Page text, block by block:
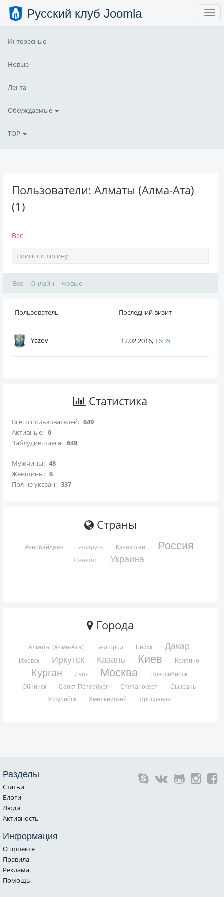
Русский клуб Joomla
Интересные
Новые
Лента
Обсуждаемые
TOP
Пользователи: Алматы (Алма-Ата)
(1)
Все
Все Онлайн Новые
Пользователь Последний визит
Yazov 12.02.2016, 16:35
Статистика
Всего пользователей: 649
Активные: 0
Заблудившиеся: 649
Мужчины: 48
Женщины: 6
Пол не указан: 337
Страны
Азербайджан Беларусь Казахстан Россия
Сенегал Украина
Города
Алматы (Алма-Ата) Белгород Бийск Дакар
Ижевск Иркутск Казань Киев Колпино
Курган Луцк Москва
Новосибирск
Обнинск
Санкт-Петербург Степанокерт
Сызрань
Уссурийск
Хмельницкий Ярославль
Разделы
Статьи
Блоги
Люди
Активность
Информация
О проекте
Правила
Реклама
Помощь